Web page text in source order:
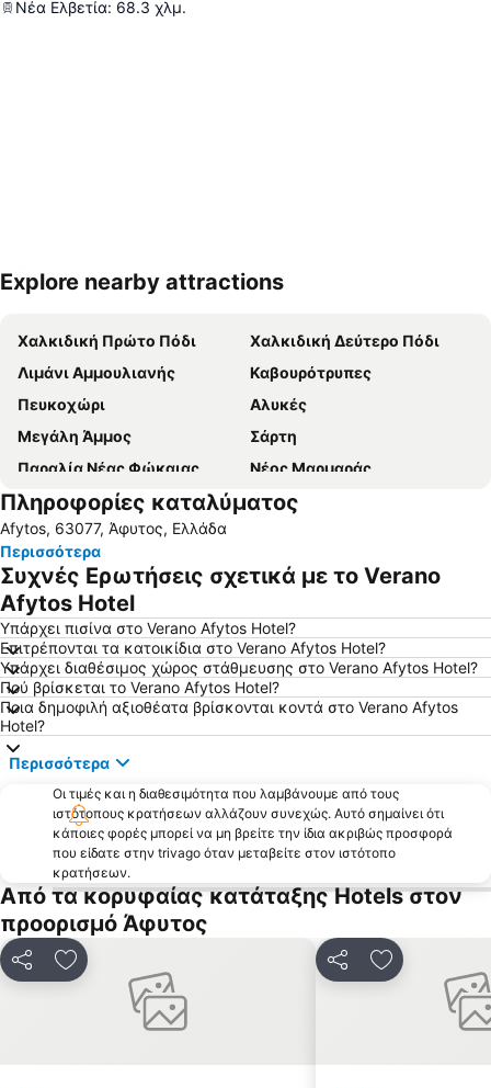
Νέα Ελβετία: 68.3 χλμ.
Ανάπτυξη χάρτη
Explore nearby attractions
Χαλκιδική Πρώτο Πόδι
Χαλκιδική Δεύτερο Πόδι
Λιμάνι Αμμουλιανής
Καβουρότρυπες
Πευκοχώρι
Αλυκές
Μεγάλη Άμμος
Σάρτη
Παραλία Νέας Φώκαιας
Νέος Μαρμαράς
Νέα Ποτίδαια
Νικήτη
Τριστινίκα
Πόρτο Καρράς 1
Πολύχρονο
Καρύδι
Καλλιθέα
Loutra
'Ορμος Παναγιάς
Λιμάνι Όρμος Παναγίας
Ψακούδια
Νέα Πλάγια
Σίβηρη
Χανιώτης
Φούρκα
Ποσείδι
Ελαιώνας
Μαρίνα Πόρτο Καρράς
Σάνη
Νεα Σκιώνη
Κρυοπηγή
Καραγάτσια
Γερακινή
Παραδείσος
Afytos
Παραδοσιακός οικισμός Νικήτης
Παραλία της Αφύτου
Πληροφορίες καταλύματος
Afytos, 63077, Άφυτος, Ελλάδα
Περισσότερα
Συχνές Ερωτήσεις σχετικά με το Verano
Afytos Hotel
Υπάρχει πισίνα στο Verano Afytos Hotel?
Επιτρέπονται τα κατοικίδια στο Verano Afytos Hotel?
Υπάρχει διαθέσιμος χώρος στάθμευσης στο Verano Afytos Hotel?
Πού βρίσκεται το Verano Afytos Hotel?
Ποια δημοφιλή αξιοθέατα βρίσκονται κοντά στο Verano Afytos
Hotel?
Περισσότερα
Οι τιμές και η διαθεσιμότητα που λαμβάνουμε από τους
ιστότοπους κρατήσεων αλλάζουν συνεχώς. Αυτό σημαίνει ότι
κάποιες φορές μπορεί να μη βρείτε την ίδια ακριβώς προσφορά
που είδατε στην trivago όταν μεταβείτε στον ιστότοπο
κρατήσεων.
Από τα κορυφαίας κατάταξης Hotels στον
προορισμό Άφυτος
ΚοινοποίησηΠροσθήκη στα αγαπημένα ΚοινοποίησηΠροσθήκη